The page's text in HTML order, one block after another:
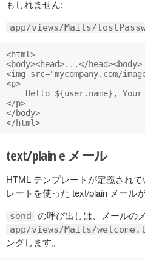
もしれません:
app/views/Mails/
<html>
<body><head>...</head><body>
<img src="mycompany.com/
<p>
Hello ${user.name},
</p>
</body>
text/plain e メール
HTML テンプレートが定義され
レートを使った text/plain メール
send の呼び出しは、メールの
app/views/Mails/
ングします。